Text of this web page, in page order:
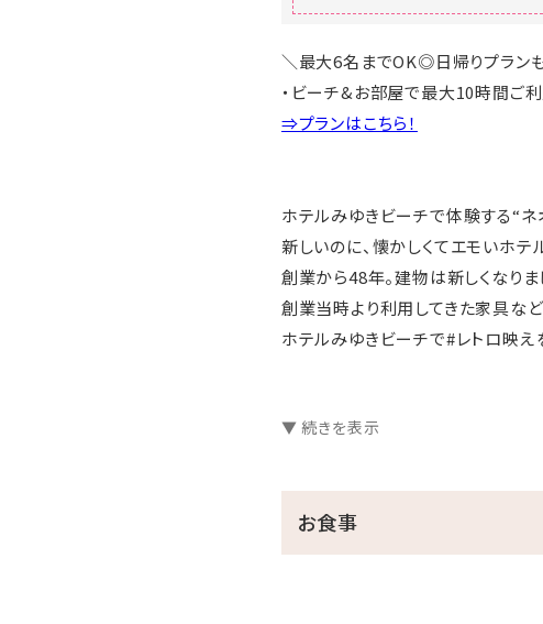
＼最大6名までOK◎日帰りプラン
・ビーチ&お部屋で最大10時間ご
⇒プランはこちら！
ホテルみゆきビーチで体験する“ネ
新しいのに、懐かしくてエモいホ
創業から48年。建物は新しくなりま
創業当時より利用してきた家具な
ホテルみゆきビーチで#レトロ映え
①昭和レトロな柄が大人気の「アデ
レトロな柄のアデリアグラス貸出（
お好きなドリンク1本お渡し（人数
②レトロ映えを狙って♪チェキで
▼ 続きを表示
お食事